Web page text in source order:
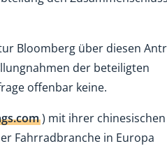
Bloomberg über diesen
der beteiligten
offenbar keine.
) mit ihrer chinesischen
Fahrradbranche in Europa